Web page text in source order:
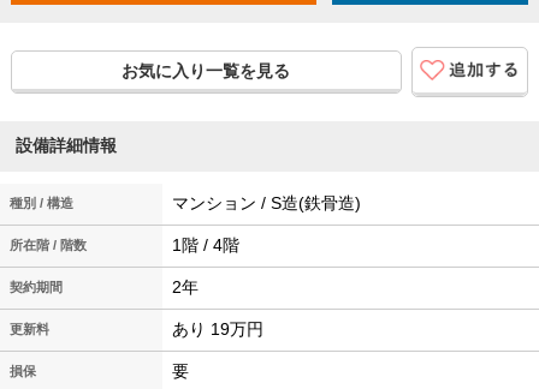
お気に入り一覧を見る
設備詳細情報
種別 / 構造 マンション / S造(鉄骨造)
所在階 / 階数 1階 / 4階
契約期間 2年
更新料 あり 19万円
損保 要